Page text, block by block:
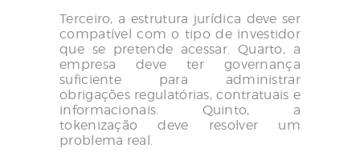
Terceiro, a estrutura jurídica deve ser
compatível com o tipo de investidor
que se pretende acessar. Quarto, a
empresa deve ter governança
suficiente para administrar
obrigações regulatórias, contratuais e
informacionais. Quinto, a
tokenização deve resolver um
problema real.